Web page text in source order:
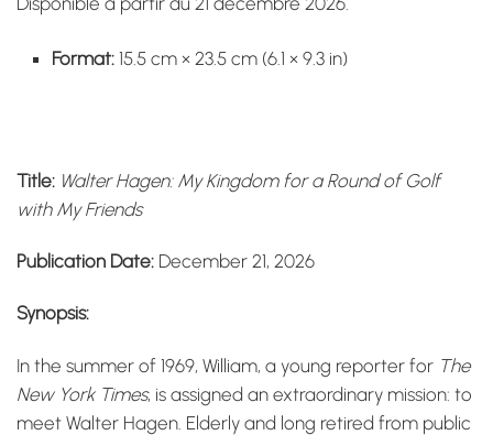
Format: 15.5 cm × 23.5 cm (6.1 × 9.3 in)
Title: Walter Hagen: My Kingdom for a Round of Golf
with My Friends
Publication Date: December 21, 2026
Synopsis:
In the summer of 1969, William, a young reporter for The
New York Times, is assigned an extraordinary mission: to
meet Walter Hagen. Elderly and long retired from public